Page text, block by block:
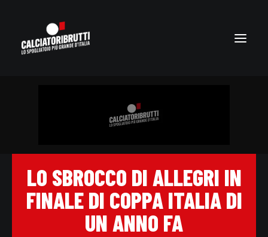
LO SBROCCO DI ALLEGRI IN
FINALE DI COPPA ITALIA DI
UN ANNO FA